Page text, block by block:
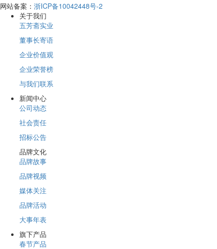
网站备案： 浙ICP备10042448号-2
关于我们
五芳斋实业
董事长寄语
企业价值观
企业荣誉榜
与我们联系
新闻中心
公司动态
社会责任
招标公告
品牌文化
品牌故事
品牌视频
媒体关注
品牌活动
大事年表
旗下产品
春节产品